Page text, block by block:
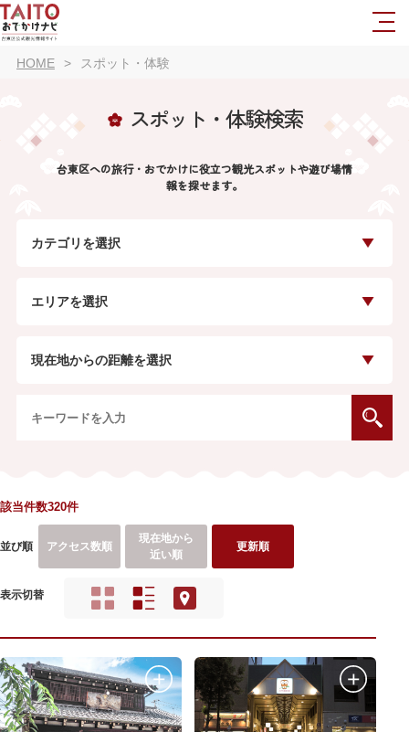
HOME スポット・体験
スポット・体験検索
台東区への旅行・おでかけに役立つ観光スポットや遊び場情
報を探せます。
カテゴリを選択
エリアを選択
現在地からの距離を選択
該当件数320件
並び順 アクセス数順
現在地から
近い順
更新順
表示切替